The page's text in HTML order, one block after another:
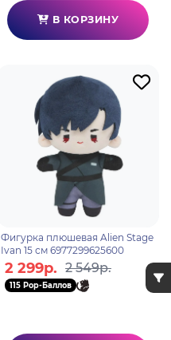
В КОРЗИНУ
Фигурка плюшевая Alien Stage
Ivan 15 см 6977299625600
2 299р. 2 549р.
115 Pop-Баллов